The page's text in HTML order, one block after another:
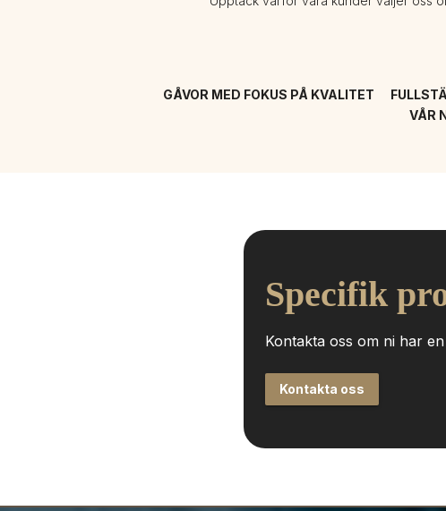
GÅVOR MED FOKUS PÅ KVALITET
VÅR
Specifik
Kontakta oss om ni har
Kontakta oss